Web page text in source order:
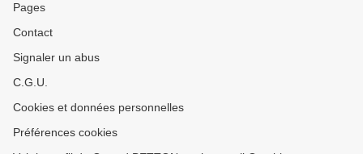
Pages
Contact
Signaler un abus
C.G.U.
Cookies et données personnelles
Préférences cookies